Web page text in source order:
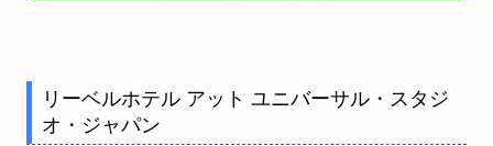
リーベルホテル アット ユニバーサル・スタジ
オ・ジャパン